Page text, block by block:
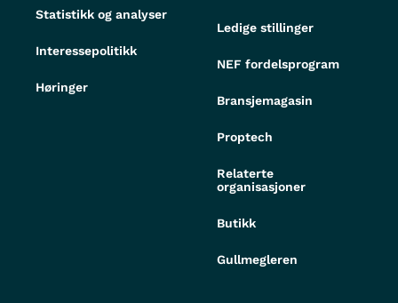
Statistikk og analyser
Interessepolitikk
Høringer
Ledige stillinger
NEF fordelsprogram
Bransjemagasin
Proptech
Relaterte
organisasjoner
Butikk
Gullmegleren